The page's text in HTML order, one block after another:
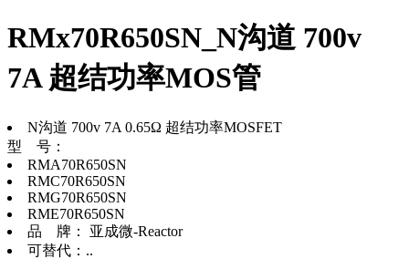
RMx70R650SN_N沟道 700v
7A 超结功率MOS管
N沟道 700v 7A 0.65Ω 超结功率MOSFET
型 号：
RMA70R650SN
RMC70R650SN
RMG70R650SN
RME70R650SN
品 牌：
亚成微-Reactor
可替代： ..